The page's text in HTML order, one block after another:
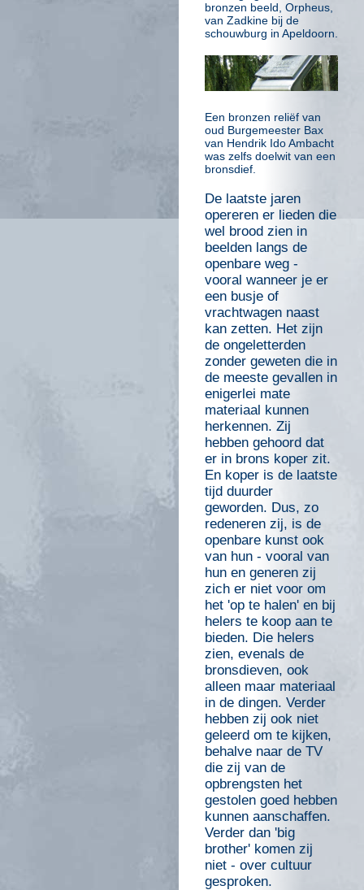
bronzen beeld, Orpheus,
van Zadkine bij de
schouwburg in Apeldoorn.
Een bronzen reliëf van
oud Burgemeester Bax
van Hendrik Ido Ambacht
was zelfs doelwit van een
bronsdief.
De laatste jaren
opereren er lieden die
wel brood zien in
beelden langs de
openbare weg -
vooral wanneer je er
een busje of
vrachtwagen naast
kan zetten. Het zijn
de ongeletterden
zonder geweten die in
de meeste gevallen in
enigerlei mate
materiaal kunnen
herkennen. Zij
hebben gehoord dat
er in brons koper zit.
En koper is de laatste
tijd duurder
geworden. Dus, zo
redeneren zij, is de
openbare kunst ook
van hun - vooral van
hun en generen zij
zich er niet voor om
het 'op te halen' en bij
helers te koop aan te
bieden. Die helers
zien, evenals de
bronsdieven, ook
alleen maar materiaal
in de dingen. Verder
hebben zij ook niet
geleerd om te kijken,
behalve naar de TV
die zij van de
opbrengsten het
gestolen goed hebben
kunnen aanschaffen.
Verder dan 'big
brother' komen zij
niet - over cultuur
gesproken.